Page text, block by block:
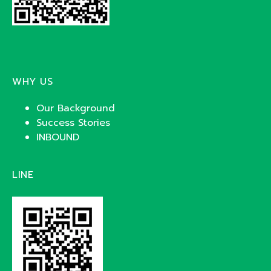
WHY US
Our Background
Success Stories
INBOUND
LINE